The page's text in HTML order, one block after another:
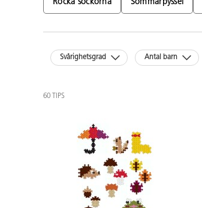
Rocka sockorna Sommarpyssel
Svårighetsgrad Antal barn
60 TIPS